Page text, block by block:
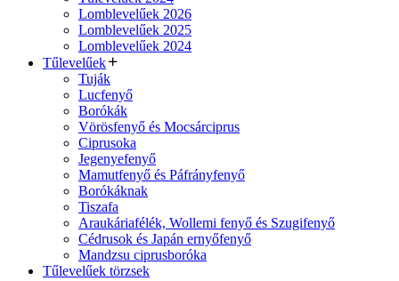
Lomblevelűek 2026
Lomblevelűek 2025
Lomblevelűek 2024
Tűlevelűek
Tuják
Lucfenyő
Borókák
Vörösfenyő és Mocsárciprus
Ciprusoka
Jegenyefenyő
Mamutfenyő és Páfrányfenyő
Borókáknak
Tiszafa
Araukáriafélék, Wollemi fenyő és Szugifenyő
Cédrusok és Japán ernyőfenyő
Mandzsu ciprusboróka
Tűlevelűek törzsek